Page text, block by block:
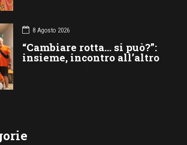
8 Agosto 2026
“Cambiare rotta… si può?”:
insieme, incontro all’altro